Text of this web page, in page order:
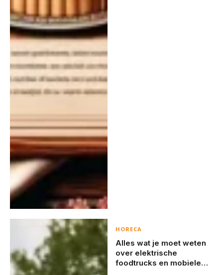
HORECA
Alles wat je moet weten
over elektrische
foodtrucks en mobiele